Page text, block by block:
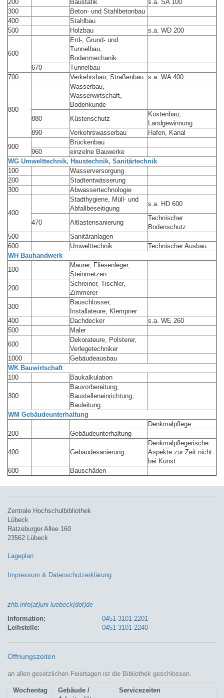
200
Baustatik
s.a. SA 100
300
Beton- und Stahlbetonbau
400
Stahlbau
500
Holzbau s.a. WD 200
600
Erd-, Grund- und
Tunnelbau,
Bodenmechanik
670
Tunnelbau
700
Verkehrsbau, Straßenbau s.a. WA 400
800
Wasserbau,
Wasserwirtschaft,
Bodenkunde
880
Küstenschutz
Küstenbau,
Landgewinnung
890
Verkehrswasserbau
Hafen, Kanal
900
Brückenbau
960
einzelne Bauwerke
WG Umwelttechnik, Haustechnik, Sanitärtechnik
100
Wasserversorgung
200
Stadtentwässerung
300
Abwassertechnologie
400
Stadthygiene, Müll- und
Abfallbeseitigung
s.a. HD 600
470 Altlastensanierung
Technischer
Bodenschutz
500
Sanitäranlagen
600
Umwelttechnik
Technischer Ausbau
WH Bauhandwerk
100
Maurer, Fliesenleger,
Steinmetzen
200
Schreiner, Tischler,
Zimmerer
300
Bauschlosser,
Installateure, Klempner
400
Dachdecker
s.a. WE 260
500
Maler
600
Dekorateure, Polsterer,
Verlegetechniker
1000
Gebäudeausbau
WK Bauwirtschaft
100
Baukalkulation
300
Bauvorbereitung,
Baustelleneinrichtung,
Bauleitung
WM Gebäudeunterhaltung
Denkmalpflege
200
Gebäudeunterhaltung
400 Gebäudesanierung
Denkmalpflegerische
Aspekte zur Zeit nicht
bei Kunst
600
Bauschäden
Zentrale Hochschulbibliothek
Lübeck
Ratzeburger Allee 160
23562 Lübeck
Lageplan
Impressum & Datenschutzerklärung
zhb.info(at)uni-luebeck(dot)de
Information:
0451 3101 2201
Leihstelle:
0451 3101 2240
Öffnungszeiten
an allen gesetzlichen Feiertagen ist die Bibliothek geschlossen.
Wochentag
Gebäude /
Servicezeiten